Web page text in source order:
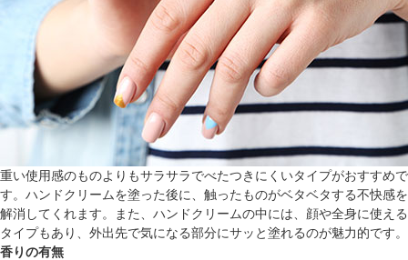
重い使用感のものよりもサラサラでべたつきにくいタイプがおすすめで
す。ハンドクリームを塗った後に、触ったものがベタベタする不快感を
解消してくれます。また、ハンドクリームの中には、顔や全身に使える
タイプもあり、外出先で気になる部分にサッと塗れるのが魅力的です。
香りの有無